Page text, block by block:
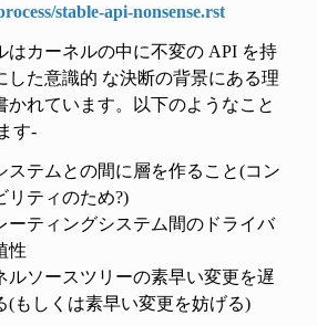
stable-api-nonsense.rst
はカーネルの中に不変の API を持
した意識的 な決断の背景にある理
かれています。以下のようなこと
す-
ステムとの間に層を作ること(コン
リティのため?)
ーティングシステム間のドライバ
性
ルソースツリーの素早い変更を遅
(もしくは素早い変更を妨げる)